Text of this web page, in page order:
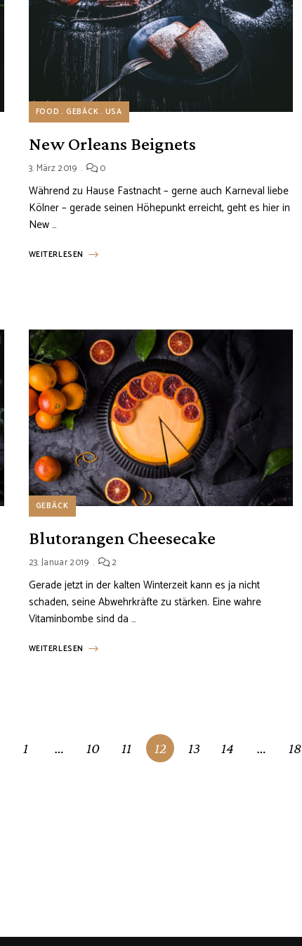
FOOD GEBÄCK USA
New Orleans Beignets
3. März 2019 0
Während zu Hause Fastnacht – gerne auch Karneval liebe
Kölner – gerade seinen Höhepunkt erreicht, geht es hier in
New …
WEITERLESEN
GEBÄCK
Blutorangen Cheesecake
23. Januar 2019 2
Gerade jetzt in der kalten Winterzeit kann es ja nicht
schaden, seine Abwehrkräfte zu stärken. Eine wahre
Vitaminbombe sind da …
WEITERLESEN
1 … 10 11 12 13 14 … 18